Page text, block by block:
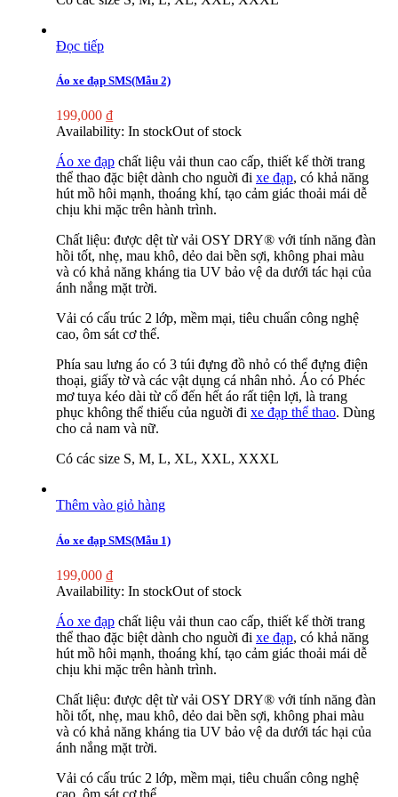
Đọc tiếp
Áo xe đạp SMS(Mẫu 2)
199,000 ₫
Availability: In stockOut of stock
Áo xe đạp chất liệu vải thun cao cấp, thiết kế thời trang
thể thao đặc biệt dành cho nguời đi xe đạp, có khả năng
hút mồ hôi mạnh, thoáng khí, tạo cảm giác thoải mái dễ
chịu khi mặc trên hành trình.
Chất liệu: được dệt từ vải OSY DRY® với tính năng đàn
hồi tốt, nhẹ, mau khô, dẻo dai bền sợi, không phai màu
và có khả năng kháng tia UV bảo vệ da dưới tác hại của
ánh nắng mặt trời.
Vải có cấu trúc 2 lớp, mềm mại, tiêu chuẩn công nghệ
cao, ôm sát cơ thể.
Phía sau lưng áo có 3 túi đựng đồ nhỏ có thể đựng điện
thoại, giấy tờ và các vật dụng cá nhân nhỏ. Áo có Phéc
mơ tuya kéo dài từ cổ đến hết áo rất tiện lợi, là trang
phục không thể thiếu của nguời đi xe đạp thể thao. Dùng
cho cả nam và nữ.
Có các size S, M, L, XL, XXL, XXXL
Thêm vào giỏ hàng
Áo xe đạp SMS(Mẫu 1)
199,000 ₫
Availability: In stockOut of stock
Áo xe đạp chất liệu vải thun cao cấp, thiết kế thời trang
thể thao đặc biệt dành cho nguời đi xe đạp, có khả năng
hút mồ hôi mạnh, thoáng khí, tạo cảm giác thoải mái dễ
chịu khi mặc trên hành trình.
Chất liệu: được dệt từ vải OSY DRY® với tính năng đàn
hồi tốt, nhẹ, mau khô, dẻo dai bền sợi, không phai màu
và có khả năng kháng tia UV bảo vệ da dưới tác hại của
ánh nắng mặt trời.
Vải có cấu trúc 2 lớp, mềm mại, tiêu chuẩn công nghệ
cao, ôm sát cơ thể.